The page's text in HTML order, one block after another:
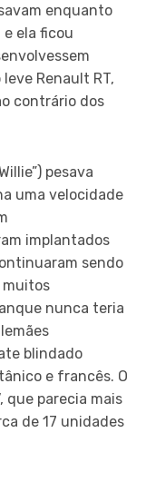
enquanto
ela ficou
Renault RT,
contrário dos
pesava
uma velocidade
implantados
sendo
muitos
nunca teria
blindado
e francês. O
que parecia mais
de 17 unidades